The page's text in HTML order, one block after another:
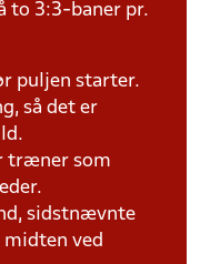
to 3:3-baner pr.
puljen starter.
så det er
træner som
sidstnævnte
midten ved